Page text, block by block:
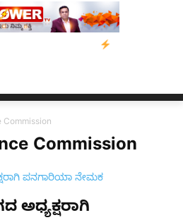
ಬೀರೇನ್ ಸಿಂಗ್
Commission
Commission
ಅಧ್ಯಕ್ಷರಾಗಿ